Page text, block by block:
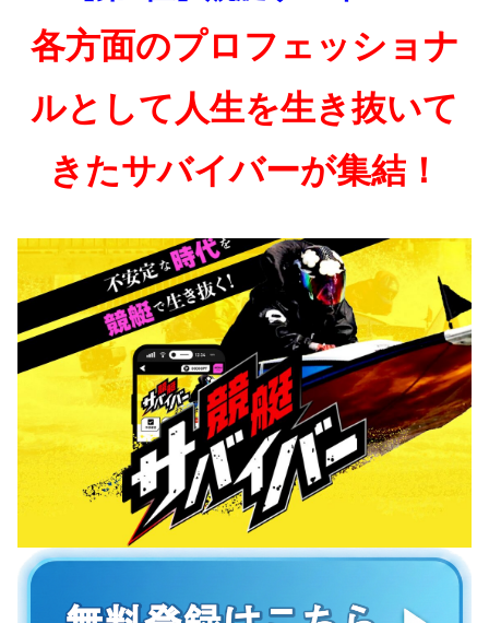
各方面のプロフェッショナ
ルとして人生を生き抜いて
きたサバイバーが集結！